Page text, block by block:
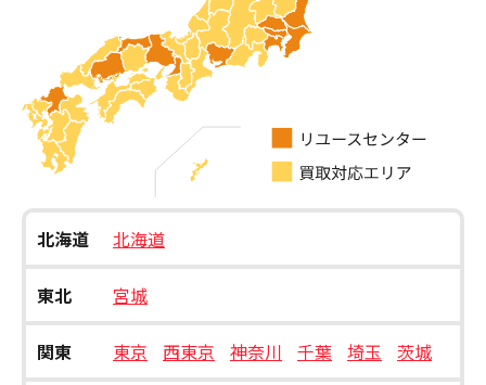
北海道 北海道
東北 宮城
関東 東京 西東京 神奈川 千葉 埼玉 茨城